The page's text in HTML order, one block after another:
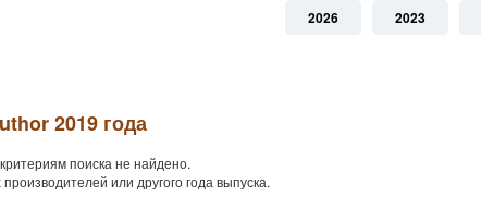
2026 2023
2019 года
поиска не найдено.
или другого года выпуска.